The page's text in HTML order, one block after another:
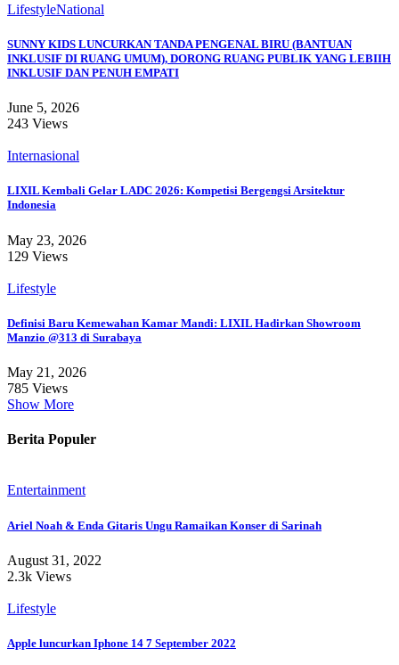
LifestyleNational
SUNNY KIDS LUNCURKAN TANDA PENGENAL BIRU (BANTUAN
INKLUSIF DI RUANG UMUM), DORONG RUANG PUBLIK YANG LEBIIH
INKLUSIF DAN PENUH EMPATI
June 5, 2026
243 Views
Internasional
LIXIL Kembali Gelar LADC 2026: Kompetisi Bergengsi Arsitektur
Indonesia
May 23, 2026
129 Views
Lifestyle
Definisi Baru Kemewahan Kamar Mandi: LIXIL Hadirkan Showroom
Manzio @313 di Surabaya
May 21, 2026
785 Views
Show More
Berita Populer
Entertainment
Ariel Noah & Enda Gitaris Ungu Ramaikan Konser di Sarinah
August 31, 2022
2.3k Views
Lifestyle
Apple luncurkan Iphone 14 7 September 2022